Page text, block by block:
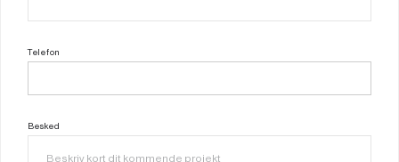
Telefon
Besked